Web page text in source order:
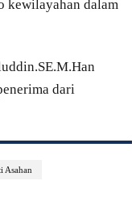
kewilayahan dalam
dari
Asahan